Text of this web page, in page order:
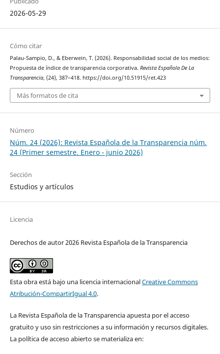
2026-05-29
Cómo citar
Palau-Sampio, D., & Eberwein, T. (2026). Responsabilidad social de los medios:
Propuesta de índice de transparencia corporativa. Revista Española De La
Transparencia, (24), 387–418. https://doi.org/10.51915/ret.423
Más formatos de cita
Número
Núm. 24 (2026): Revista Española de la Transparencia núm.
24 (Primer semestre. Enero - junio 2026)
Sección
Estudios y artículos
Licencia
Derechos de autor 2026 Revista Española de la Transparencia
Esta obra está bajo una licencia internacionalCreative Commons
Atribución-CompartirIgual 4.0.
La Revista Española de la Transparencia apuesta por el acceso
gratuito y uso sin restricciones a su información y recursos digitales.
La política de acceso abierto se materializa en: